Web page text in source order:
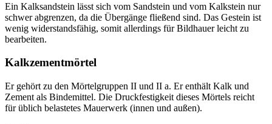
Ein Kalksandstein lässt sich vom Sandstein und vom Kalkstein nur
schwer abgrenzen, da die Übergänge fließend sind. Das Gestein ist
wenig widerstandsfähig, somit allerdings für Bildhauer leicht zu
bearbeiten.
Kalkzementmörtel
Er gehört zu den Mörtelgruppen II und II a. Er enthält Kalk und
Zement als Bindemittel. Die Druckfestigkeit dieses Mörtels reicht
für üblich belastetes Mauerwerk (innen und außen).